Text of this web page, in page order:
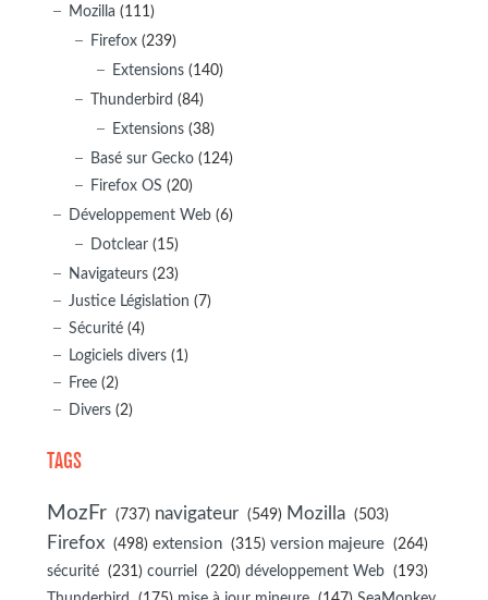
Mozilla (111)
Firefox (239)
Extensions (140)
Thunderbird (84)
Extensions (38)
Basé sur Gecko (124)
Firefox OS (20)
Développement Web (6)
Dotclear (15)
Navigateurs (23)
Justice Législation (7)
Sécurité (4)
Logiciels divers (1)
Free (2)
Divers (2)
TAGS
MozFr (737) navigateur (549) Mozilla (503)
Firefox (498) extension (315) version majeure (264)
sécurité (231) courriel (220) développement Web (193)